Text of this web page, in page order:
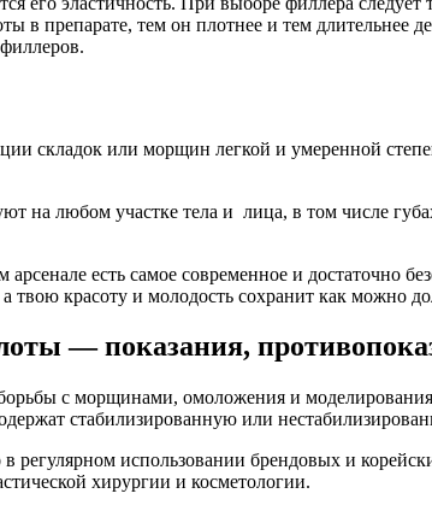
в препарате, тем он плотнее и тем
складок или морщин легкой и умеренной
на любом участке тела и лица, в том числе
есть самое современное и достаточно
твою красоту и молодость сохранит как можно
— показания,
с морщинами, омоложения и
стабилизированную или
регулярном использовании брендовых и
хирургии и косметологии.